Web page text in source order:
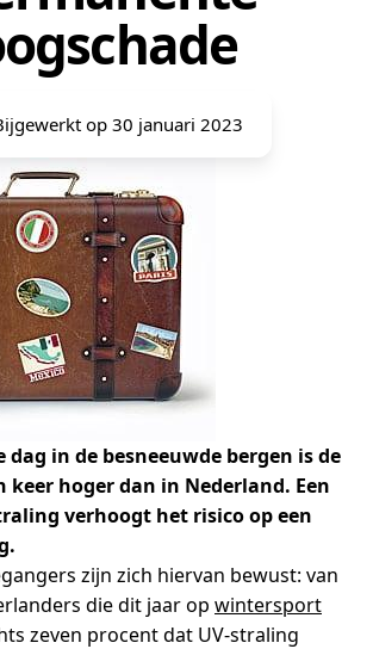
op 30 januari 2023
dag in de besneeuwde bergen is de
keer hoger dan in Nederland. Een
verhoogt het risico op een
zijn zich hiervan bewust: van
die dit jaar op wintersport
zeven procent dat UV-straling